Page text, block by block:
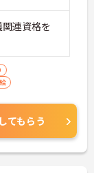
連資格を
てもらう